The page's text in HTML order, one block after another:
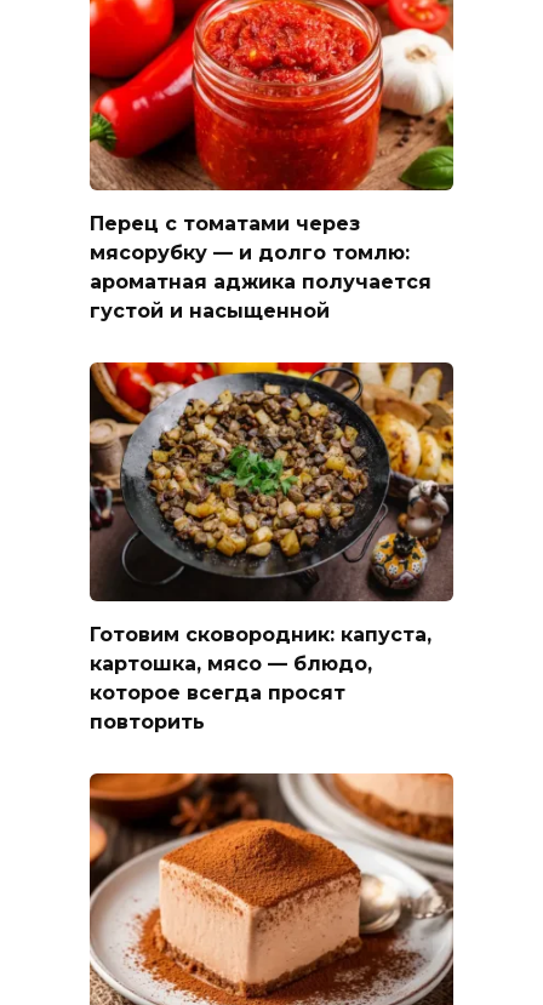
Перец с томатами через
мясорубку — и долго томлю:
ароматная аджика получается
густой и насыщенной
Готовим сковородник: капуста,
картошка, мясо — блюдо,
которое всегда просят
повторить